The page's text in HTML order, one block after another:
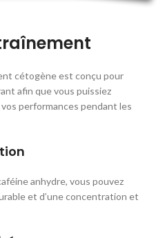
cétogène est conçu pour
afin que vous puissiez
performances pendant les
anhydre, vous pouvez
et d’une concentration et